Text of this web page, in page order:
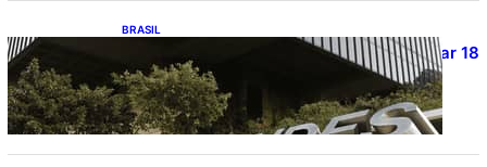
BRASIL
Projetos de saneamento podem beneficiar 18
milhões de brasileiros